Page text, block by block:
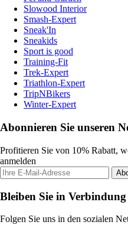
Slowood Interior
Smash-Expert
Sneak'In
Sneakids
Sport is good
Training-Fit
Trek-Expert
Triathlon-Expert
TripNBikers
Winter-Expert
Abonnieren Sie unseren
Profitieren Sie von 10% Rabatt,
anmelden
Bleiben Sie in Verbindung
Folgen Sie uns in den sozialen